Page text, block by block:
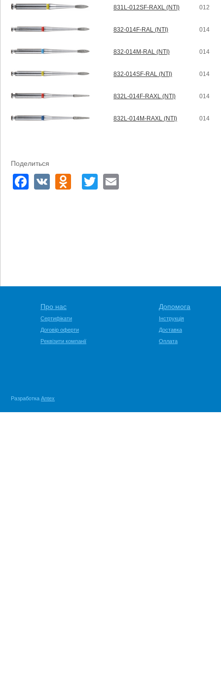
831L-012SF-RAXL (NTI) 012
832-014F-RAL (NTI) 014
832-014M-RAL (NTI) 014
832-014SF-RAL (NTI) 014
832L-014F-RAXL (NTI) 014
832L-014M-RAXL (NTI) 014
Поделиться
Facebook
VK Odnoklassniki
Twitter
Про нас
Сертифікати
Договір оферти
Реквізити компанії
Допомога
Інструкція
Доставка
Оплата
Разработка Antex